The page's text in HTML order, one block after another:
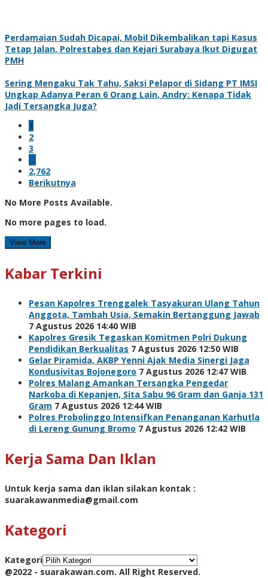
Perdamaian Sudah Dicapai, Mobil Dikembalikan tapi Kasus
Tetap Jalan, Polrestabes dan Kejari Surabaya Ikut Digugat
PMH
Sering Mengaku Tak Tahu, Saksi Pelapor di Sidang PT IMSI
Ungkap Adanya Peran 6 Orang Lain, Andry: Kenapa Tidak
Jadi Tersangka Juga?
1
2
3
…
2,762
Berikutnya
No More Posts Available.
No more pages to load.
View More
Kabar Terkini
Pesan Kapolres Trenggalek Tasyakuran Ulang Tahun
Anggota, Tambah Usia, Semakin Bertanggung Jawab
7 Agustus 2026 14:40 WIB
Kapolres Gresik Tegaskan Komitmen Polri Dukung
Pendidikan Berkualitas 7 Agustus 2026 12:50 WIB
Gelar Piramida, AKBP Yenni Ajak Media Sinergi Jaga
Kondusivitas Bojonegoro 7 Agustus 2026 12:47 WIB
Polres Malang Amankan Tersangka Pengedar
Narkoba di Kepanjen, Sita Sabu 96 Gram dan Ganja 131
Gram 7 Agustus 2026 12:44 WIB
Polres Probolinggo Intensifkan Penanganan Karhutla
di Lereng Gunung Bromo 7 Agustus 2026 12:42 WIB
Kerja Sama Dan Iklan
Untuk kerja sama dan iklan silakan kontak :
suarakawanmedia@gmail.com
Kategori
Kategori
@2022 - suarakawan.com. All Right Reserved.